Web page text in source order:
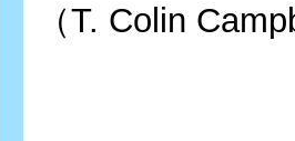
（T. Colin